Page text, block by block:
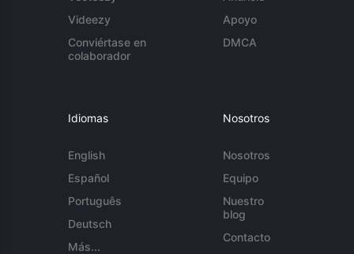
Videezy
Conviértase en
colaborador
Apoyo
DMCA
Idiomas
English
Español
Português
Deutsch
Más...
Nosotros
Nosotros
Equipo
Nuestro
blog
Contacto